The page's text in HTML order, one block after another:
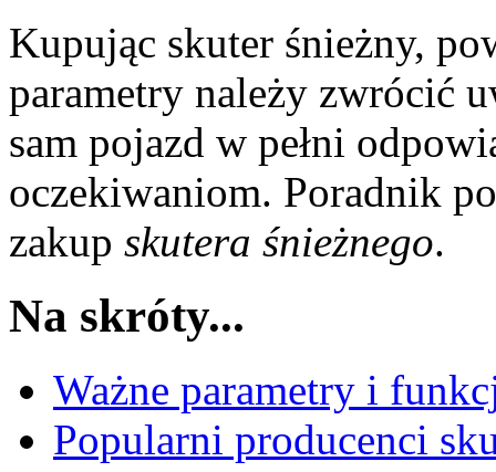
Kupując skuter śnieżny,
parametry należy zwrócić
sam pojazd w pełni
oczekiwaniom. Poradnik
zakup skutera śnieżnego.
Na skróty...
Ważne parametry i
Popularni producenci